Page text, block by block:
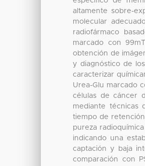
altamente sobre-
molecular
radiofármaco
marcado con
obtención de
y diagnóstico de
caracterizar
Urea-Glu marcado
células de cáncer
mediante técnicas
tiempo de retención
pureza
indicando una
captación y baja
comparación con